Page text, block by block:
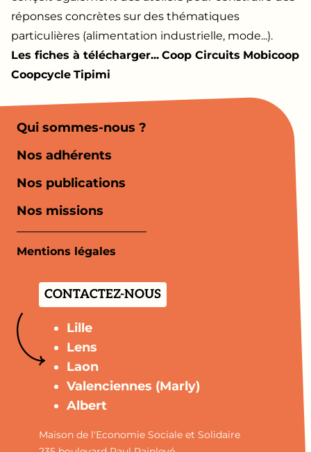
réponses concrètes sur des thématiques
particulières (alimentation industrielle, mode...).
Les fiches à télécharger... Coop Circuits Mobicoop
Coopcycle Tipimi
Qui sommes-nous ?
Nos adhérents
Nos publications
Nos missions
Mentions légales
CONTACTEZ-NOUS
Lille
Lens
Laon
Valenciennes (Marly)
Albert
Maison de l'Economie Sociale et Solidaire